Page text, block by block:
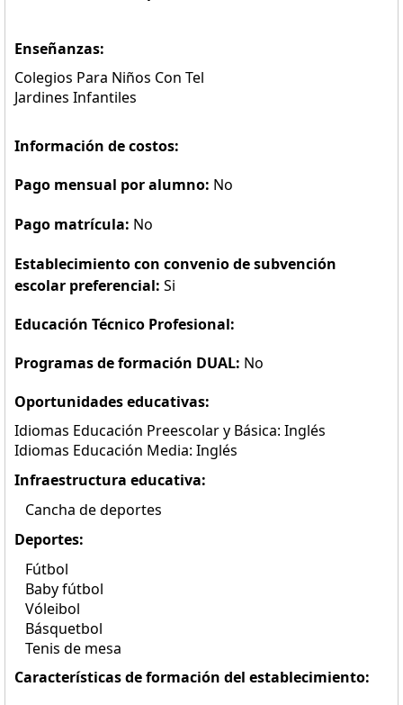
Enseñanzas:
Colegios Para Niños Con Tel
Jardines Infantiles
Información de costos:
Pago mensual por alumno: No
Pago matrícula: No
Establecimiento con convenio de subvención
escolar preferencial: Si
Educación Técnico Profesional:
Programas de formación DUAL: No
Oportunidades educativas:
Idiomas Educación Preescolar y Básica: Inglés
Idiomas Educación Media: Inglés
Infraestructura educativa:
Cancha de deportes
Deportes:
Fútbol
Baby fútbol
Vóleibol
Básquetbol
Tenis de mesa
Características de formación del establecimiento: